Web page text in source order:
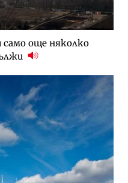
само още няколко